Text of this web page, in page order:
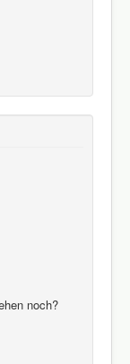
noch?